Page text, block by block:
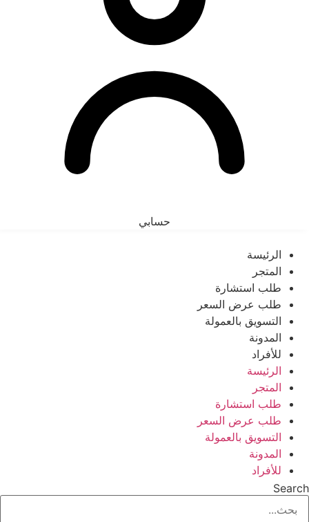
حسابي
الرئيسة
المتجر
طلب استشارة
طلب عرض السعر
التسويق بالعمولة
المدونة
للأفراد
الرئيسة
المتجر
طلب استشارة
طلب عرض السعر
التسويق بالعمولة
المدونة
للأفراد
Search